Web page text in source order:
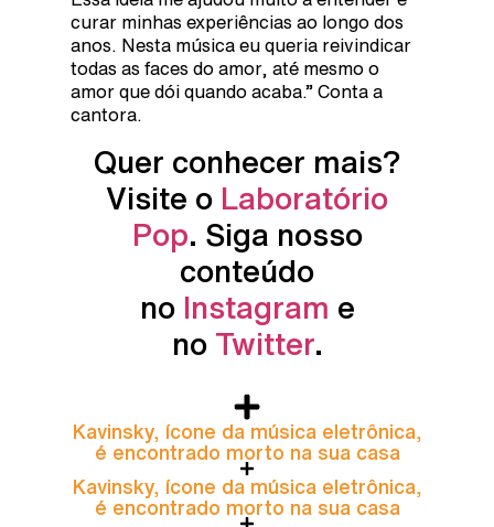
curar minhas experiências ao longo dos
anos. Nesta música eu queria reivindicar
todas as faces do amor, até mesmo o
amor que dói quando acaba.” Conta a
cantora.
Quer conhecer mais?
Visite o Laboratório
Pop. Siga nosso
conteúdo
no Instagram e
no Twitter.
Kavinsky, ícone da música eletrônica,
é encontrado morto na sua casa
Kavinsky, ícone da música eletrônica,
é encontrado morto na sua casa